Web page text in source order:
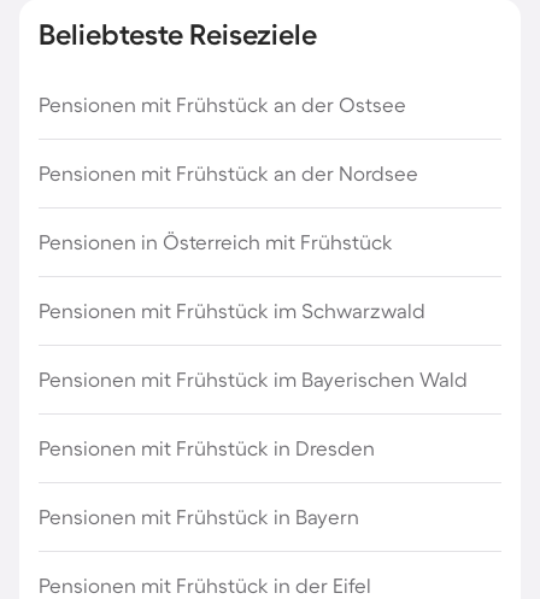
Beliebteste Reiseziele
Pensionen mit Frühstück an der Ostsee
Pensionen mit Frühstück an der Nordsee
Pensionen in Österreich mit Frühstück
Pensionen mit Frühstück im Schwarzwald
Pensionen mit Frühstück im Bayerischen Wald
Pensionen mit Frühstück in Dresden
Pensionen mit Frühstück in Bayern
Pensionen mit Frühstück in der Eifel